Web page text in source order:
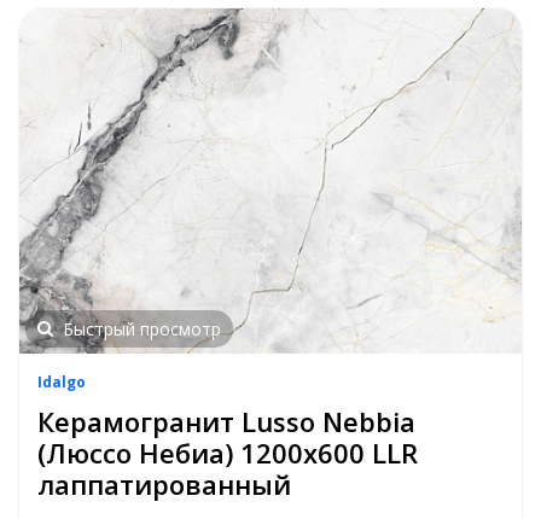
Быстрый просмотр
Idalgo
Керамогранит Lusso Nebbia
(Люссо Небиа) 1200х600 LLR
лаппатированный